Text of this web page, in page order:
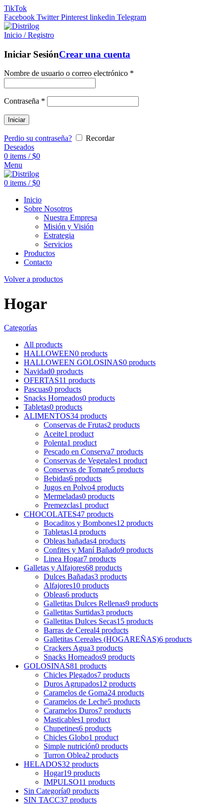
TikTok
Facebook Twitter Pinterest linkedin Telegram
Inicio / Registro
Iniciar SesiónCrear una cuenta
Nombre de usuario o correo electrónico *
Contraseña *
Iniciar
Perdio su contraseña?
Recordar
Deseados
0 items / $0
Menu
0 items / $0
Inicio
Sobre Nosotros
Nuestra Empresa
Misión y Visión
Estrategia
Servicios
Productos
Contacto
Volver a productos
Hogar
Categorías
All products
HALLOWEEN0 products
HALLOWEEN GOLOSINAS0 products
Navidad0 products
OFERTAS11 products
Pascuas0 products
Snacks Horneados0 products
Tabletas0 products
ALIMENTOS34 products
Conservas de Frutas2 products
Aceite1 product
Polenta1 product
Pescado en Conserva7 products
Conservas de Vegetales1 product
Conservas de Tomate5 products
Bebidas6 products
Jugos en Polvo4 products
Mermeladas0 products
Premezclas1 product
CHOCOLATES47 products
Bocaditos y Bombones12 products
Tabletas14 products
Obleas bañadas4 products
Confites y Maní Bañado9 products
Linea Hogar7 products
Galletas y Alfajores68 products
Dulces Bañadas3 products
Alfajores10 products
Obleas6 products
Galletitas Dulces Rellenas9 products
Galletitas Surtidas3 products
Galletitas Dulces Secas15 products
Barras de Cereal4 products
Galletitas Cereales (HOGAREÑAS)6 products
Crackers Agua3 products
Snacks Horneados9 products
GOLOSINAS81 products
Chicles Plegados7 products
Duros Agrupados12 products
Caramelos de Goma24 products
Caramelos de Leche5 products
Caramelos Duros7 products
Masticables1 product
Chupetines6 products
Chicles Globo1 product
Simple nutrición0 products
Turron Oblea2 products
HELADOS32 products
Hogar19 products
IMPULSO11 products
Sin Categoría0 products
SIN TACC37 products